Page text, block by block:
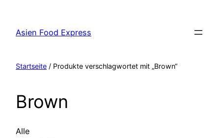
springen
Asien Food Express
Startseite / Produkte verschlagwortet mit „Brown“
Brown
Alle